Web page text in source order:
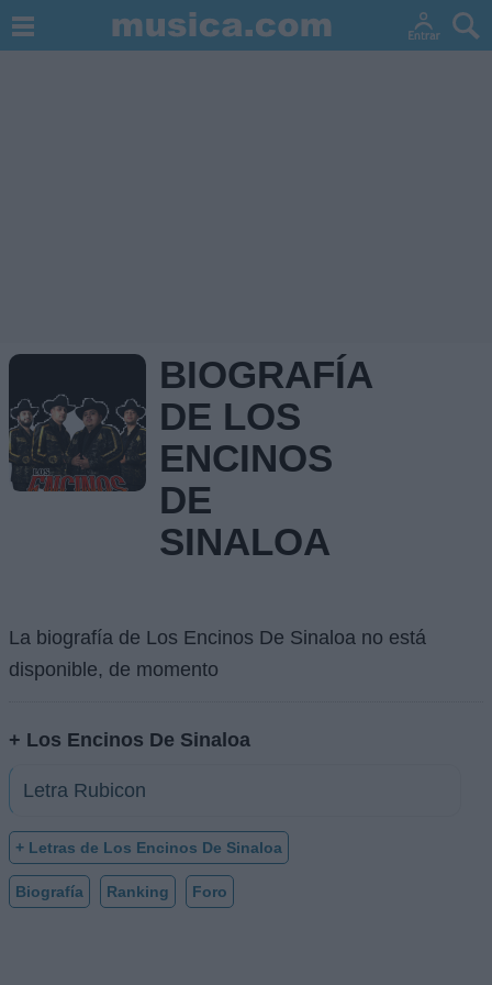
BIOGRAFÍA
DE LOS
ENCINOS
DE
SINALOA
La biografía de Los Encinos De Sinaloa no está
disponible, de momento
+ Los Encinos De Sinaloa
Letra Rubicon
+ Letras de Los Encinos De Sinaloa
Biografía Ranking Foro